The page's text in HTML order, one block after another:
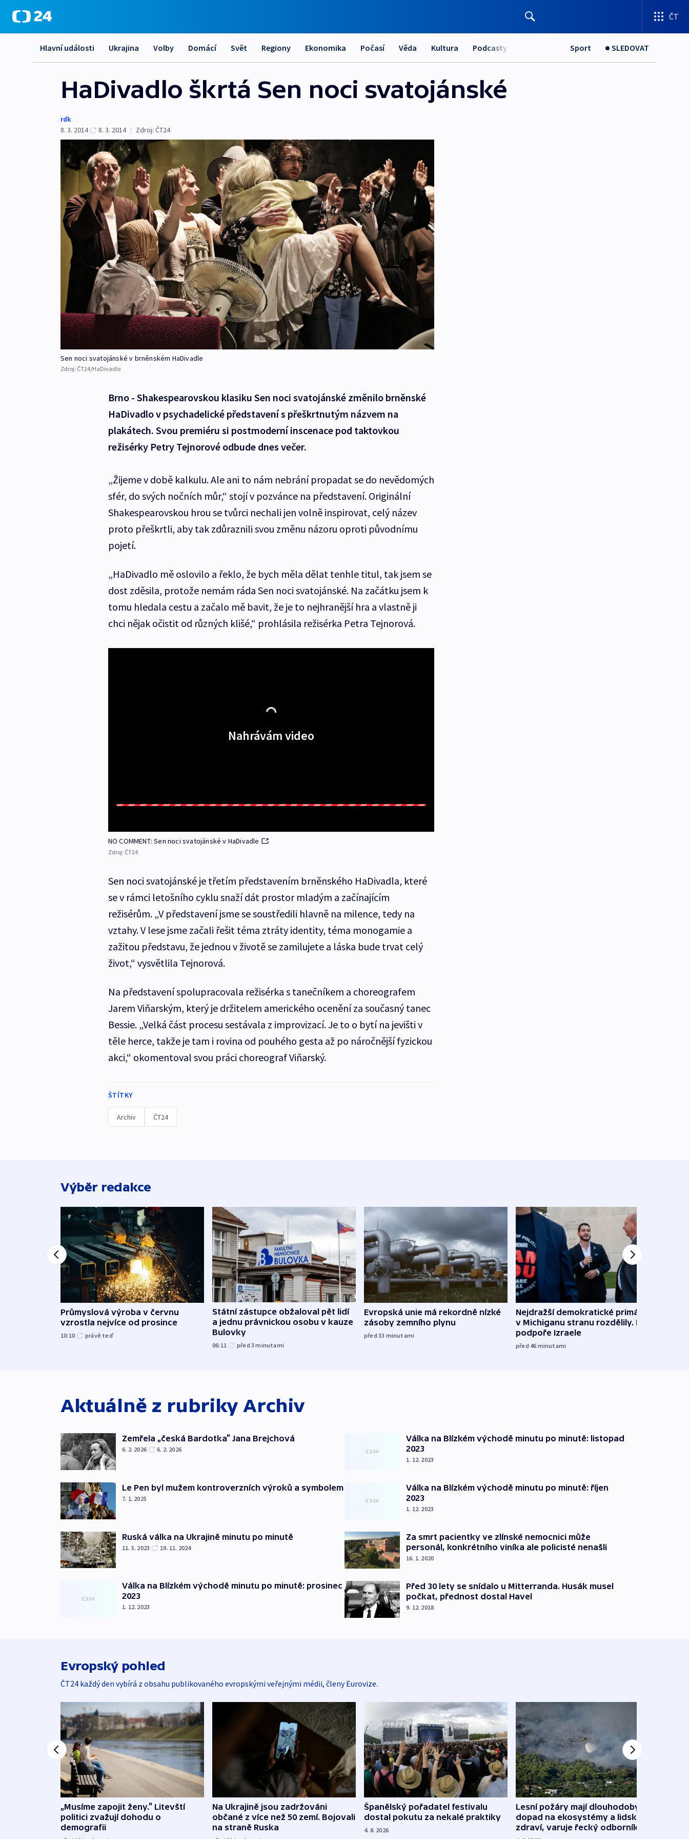
ČT
Hlavní události Ukrajina Volby Domácí Svět Regiony Ekonomika Počasí Věda Kultura Podcasty Sport SLEDOVAT
HaDivadlo škrtá Sen noci svatojánské
rdk
8. 3. 2014
8. 3. 2014 | Zdroj: ČT24
Sen noci svatojánské v brněnském HaDivadle
Zdroj: ČT24/HaDivadlo
Brno - Shakespearovskou klasiku Sen noci svatojánské změnilo brněnské
HaDivadlo v psychadelické představení s přeškrtnutým názvem na
plakátech. Svou premiéru si postmoderní inscenace pod taktovkou
režisérky Petry Tejnorové odbude dnes večer.
„Žijeme v době kalkulu. Ale ani to nám nebrání propadat se do nevědomých
sfér, do svých nočních můr,“ stojí v pozvánce na představení. Originální
Shakespearovskou hrou se tvůrci nechali jen volně inspirovat, celý název
proto přeškrtli, aby tak zdůraznili svou změnu názoru oproti původnímu
pojetí.
„HaDivadlo mě oslovilo a řeklo, že bych měla dělat tenhle titul, tak jsem se
dost zděsila, protože nemám ráda Sen noci svatojánské. Na začátku jsem k
tomu hledala cestu a začalo mě bavit, že je to nejhranější hra a vlastně ji
chci nějak očistit od různých klišé,“ prohlásila režisérka Petra Tejnorová.
Nahrávám video
NO COMMENT: Sen noci svatojánské v HaDivadle
Zdroj: ČT24
Sen noci svatojánské je třetím představením brněnského HaDivadla, které
se v rámci letošního cyklu snaží dát prostor mladým a začínajícím
režisérům. „V představení jsme se soustředili hlavně na milence, tedy na
vztahy. V lese jsme začali řešit téma ztráty identity, téma monogamie a
zažitou představu, že jednou v životě se zamilujete a láska bude trvat celý
život,“ vysvětlila Tejnorová.
Na představení spolupracovala režisérka s tanečníkem a choreografem
Jarem Viňarským, který je držitelem amerického ocenění za současný tanec
Bessie. „Velká část procesu sestávala z improvizací. Je to o bytí na jevišti v
těle herce, takže je tam i rovina od pouhého gesta až po náročnější fyzickou
akci,“ okomentoval svou práci choreograf Viňarský.
ŠTÍTKY
Archiv ČT24
Výběr redakce
Průmyslová výroba v červnu
vzrostla nejvíce od prosince
10:10 právě teď
Státní zástupce obžaloval pět lidí
a jednu právnickou osobu v kauze
Bulovky
06:11 před 3minutami
Evropská unie má rekordně nízké
zásoby zemního plynu
před 33 minutami
Nejdražší demokratické primárky
v Michiganu stranu rozdělily. Kvůli
podpoře Izraele
před 46 minutami
Aktuálně z rubriky Archiv
Zemřela „česká Bardotka“ Jana Brejchová
6. 2. 2026 6. 2. 2026
Le Pen byl mužem kontroverzních výroků a symbolem
7. 1. 2025
Ruská válka na Ukrajině minutu po minutě
11. 5. 2023 19. 11. 2024
Válka na Blízkém východě minutu po minutě: prosinec
2023
1. 12. 2023
Válka na Blízkém východě minutu po minutě: listopad
2023
1. 12. 2023
Válka na Blízkém východě minutu po minutě: říjen
2023
1. 12. 2023
Za smrt pacientky ve zlínské nemocnici může
personál, konkrétního viníka ale policisté nenašli
16. 1. 2020
Před 30 lety se snídalo u Mitterranda. Husák musel
počkat, přednost dostal Havel
9. 12. 2018
Evropský pohled
ČT24 každý den vybírá z obsahu publikovaného evropskými veřejnými médii, členy Eurovize.
„Musíme zapojit ženy.“ Litevští
politici zvažují dohodu o
demografii
Na Ukrajině jsou zadržováni
občané z více než 50 zemí. Bojovali
na straně Ruska
Španělský pořadatel festivalu
dostal pokutu za nekalé praktiky
4. 8. 2026
Lesní požáry mají dlouhodobý
dopad na ekosystémy a lidské
zdraví, varuje řecký odborník